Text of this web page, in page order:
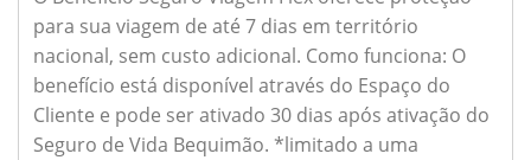
para sua viagem de até 7 dias em território
nacional, sem custo adicional. Como funciona: O
benefício está disponível através do Espaço do
Cliente e pode ser ativado 30 dias após ativação do
Seguro de Vida Bequimão. *limitado a uma